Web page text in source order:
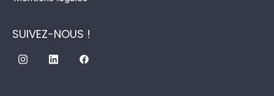
SUIVEZ-NOUS !